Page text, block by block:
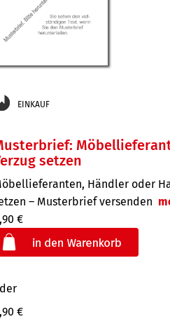
EINKAUF
setzen
Händler oder
– Musterbrief versenden
€
€